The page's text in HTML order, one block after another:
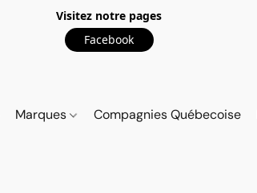
Visitez notre pages
Facebook
Marques Compagnies Québecoise